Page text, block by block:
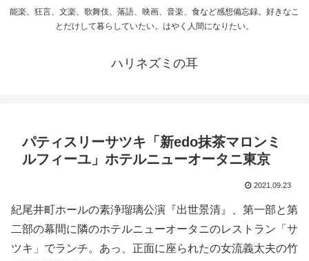
能楽、狂言、文楽、歌舞伎、落語、映画、音楽、食など感想備忘録。好きなこ
とだけして暮らしていたい。はやく人間になりたい。
ハリネズミの耳
パティスリーサツキ「新edo抹茶マロンミ
ルフィーユ」ホテルニューオータニ東京
2021.09.23
紀尾井町ホールの素浄瑠璃公演『出世景清』、第一部と第
二部の幕間に隣のホテルニューオータニのレストラン「サ
ツキ」でランチ。あっ、正面に座られたの女流義太夫の竹